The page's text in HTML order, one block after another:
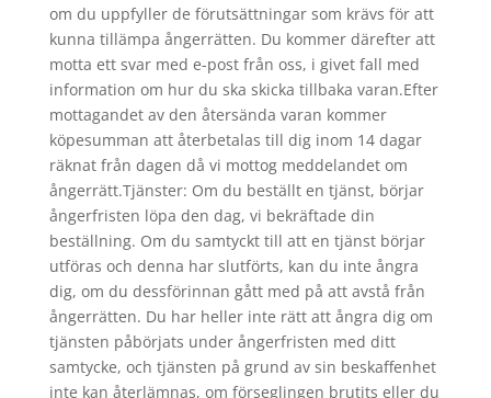
om du uppfyller de förutsättningar som krävs för att
kunna tillämpa ångerrätten. Du kommer därefter att
motta ett svar med e-post från oss, i givet fall med
information om hur du ska skicka tillbaka varan.Efter
mottagandet av den återsända varan kommer
köpesumman att återbetalas till dig inom 14 dagar
räknat från dagen då vi mottog meddelandet om
ångerrätt.Tjänster: Om du beställt en tjänst, börjar
ångerfristen löpa den dag, vi bekräftade din
beställning. Om du samtyckt till att en tjänst börjar
utföras och denna har slutförts, kan du inte ångra
dig, om du dessförinnan gått med på att avstå från
ångerrätten. Du har heller inte rätt att ångra dig om
tjänsten påbörjats under ångerfristen med ditt
samtycke, och tjänsten på grund av sin beskaffenhet
inte kan återlämnas, om förseglingen brutits eller du